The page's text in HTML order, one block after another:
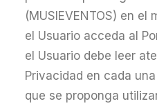
(MUSIEVENTOS) en el
el Usuario acceda al
el Usuario debe leer
Privacidad en cada
que se proponga